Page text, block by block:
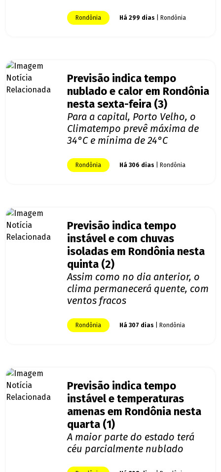
Rondônia Há 299 dias | Rondônia
Previsão indica tempo
nublado e calor em Rondônia
nesta sexta-feira (3)
Para a capital, Porto Velho, o
Climatempo prevê máxima de
34°C e mínima de 24°C
Rondônia Há 306 dias | Rondônia
Previsão indica tempo
instável e com chuvas
isoladas em Rondônia nesta
quinta (2)
Assim como no dia anterior, o
clima permanecerá quente, com
ventos fracos
Rondônia Há 307 dias | Rondônia
Previsão indica tempo
instável e temperaturas
amenas em Rondônia nesta
quarta (1)
A maior parte do estado terá
céu parcialmente nublado